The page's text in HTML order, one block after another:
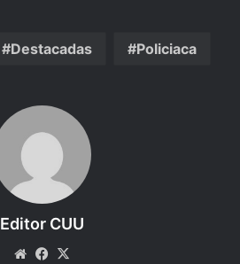
Destacadas Policiaca
Editor CUU
WebsiteFacebook